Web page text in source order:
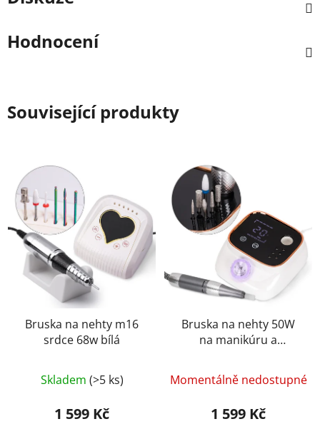
Hodnocení
Související produkty
Bruska na nehty m16
srdce 68w bílá
Skladem (>5 ks)
1 599 Kč
Bruska na nehty 50W
na manikúru a
/ot 113
Momentálně nedostupné
1 599 Kč